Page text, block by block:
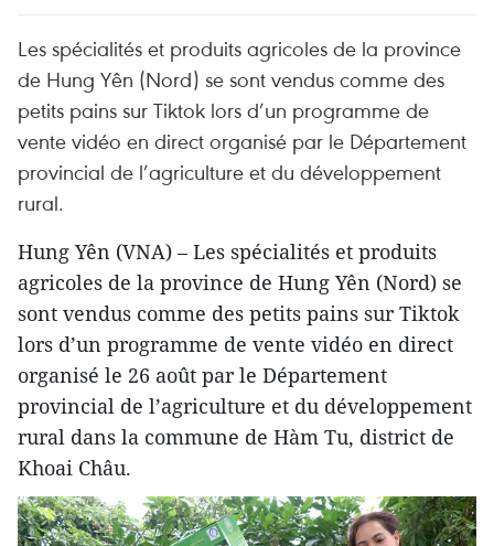
Les spécialités et produits agricoles de la province
de Hung Yên (Nord) se sont vendus comme des
petits pains sur Tiktok lors d’un programme de
vente vidéo en direct organisé par le Département
provincial de l’agriculture et du développement
rural.
Hung Yên (VNA) – Les spécialités et produits
agricoles de la province de Hung Yên (Nord) se
sont vendus comme des petits pains sur Tiktok
lors d’un programme de vente vidéo en direct
organisé le 26 août par le Département
provincial de l’agriculture et du développement
rural dans la commune de Hàm Tu, district de
Khoai Châu.